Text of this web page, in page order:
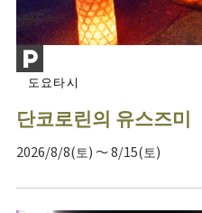
도요타시
단코로린의 유스즈미
2026/8/8(토) ～ 8/15(토)